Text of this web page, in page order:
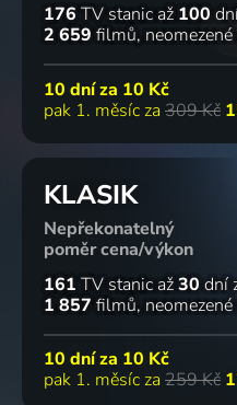
176 TV stanic až 100
2 659 filmů
10 dní za 10 Kč
pak 1. měsíc za 309 Kč
KLASIK
Nepřekonatelný
poměr cena/výkon
161 TV stanic až30 dní
1 857 filmů
10 dní za 10 Kč
pak 1. měsíc za 259 Kč